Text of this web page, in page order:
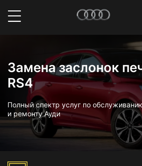
Замена заслонок
RS4
Полный спектр услуг по
и ремонту Ауди